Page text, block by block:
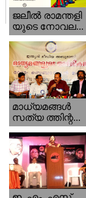
ജലീല്‍ രാമന്തളി
യുടെ നോവല...
മാധ്യമങ്ങള്‍
സത്യ ത്തിന്റ...